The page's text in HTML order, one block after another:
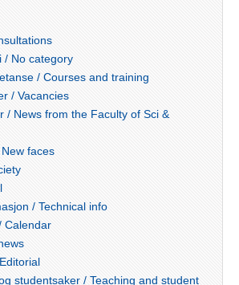
/ No category
/ Courses and training
/ Vacancies
/ News from the Faculty of Sci &
faces
/ Technical info
Calendar
studentsaker / Teaching and student